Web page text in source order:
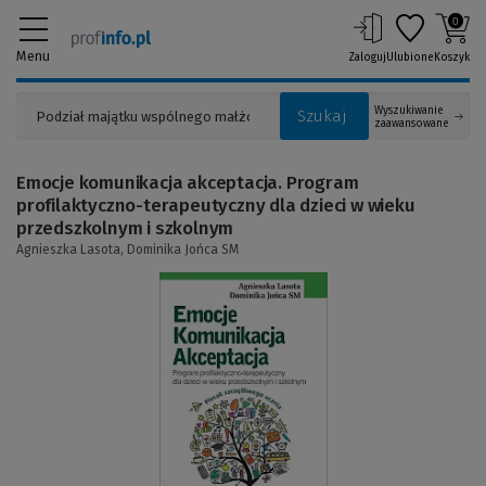
Menu
Szukaj
Wyszukiwanie
zaawansowane
ZalogujUlubione
0
Koszyk
do
Emocje komunikacja akceptacja. Program
profilaktyczno-terapeutyczny dla dzieci w wieku
przedszkolnym i szkolnym
Agnieszka Lasota, Dominika Jońca SM